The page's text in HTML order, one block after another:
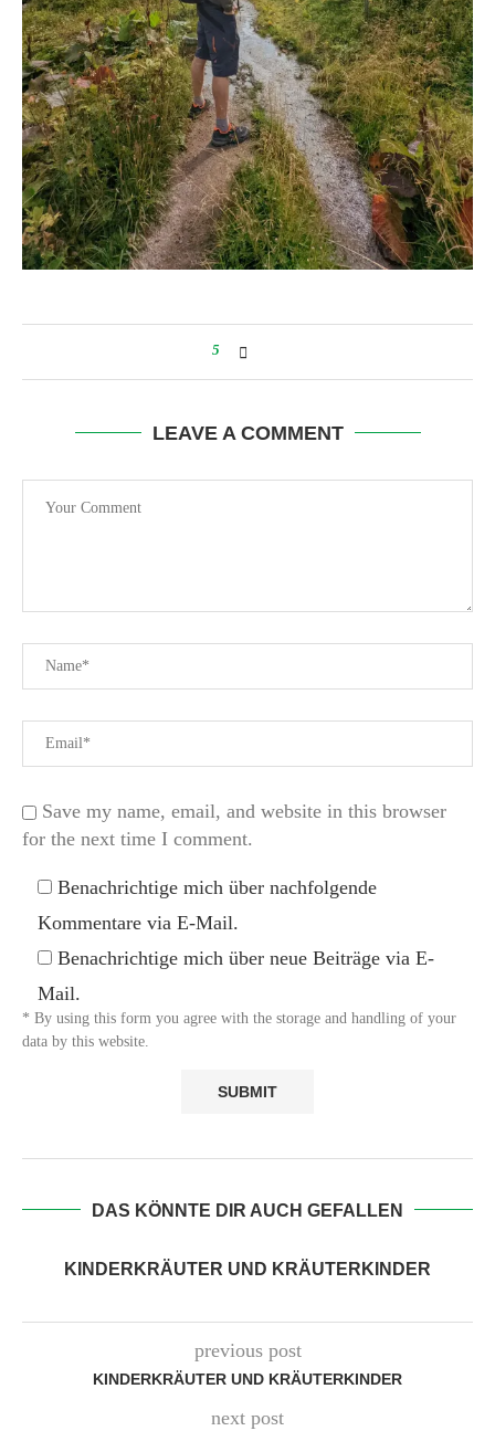
5
LEAVE A COMMENT
Save my name, email, and website in this browser
for the next time I comment.
Benachrichtige mich über nachfolgende
Kommentare via E-Mail.
Benachrichtige mich über neue Beiträge via E-
Mail.
* By using this form you agree with the storage and handling of your
data by this website.
DAS KÖNNTE DIR AUCH GEFALLEN
KINDERKRÄUTER UND KRÄUTERKINDER
previous post
KINDERKRÄUTER UND KRÄUTERKINDER
next post